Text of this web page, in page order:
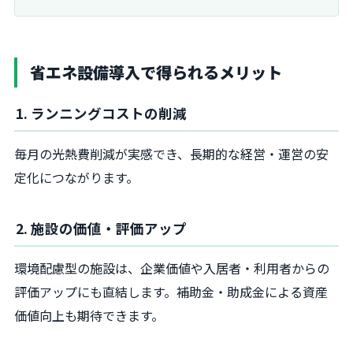
省エネ設備導入で得られるメリット
1. ランニングコストの削減
毎月の光熱費削減が実感でき、長期的な経営・運営の安
定化につながります。
2. 施設の価値・評価アップ
環境配慮型の施設は、企業価値や入居者・利用者からの
評価アップにも直結します。補助金・助成金による資産
価値向上も期待できます。